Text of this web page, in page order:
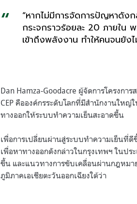
“หากไม่มีการจัดการปัญหาดังก
กระจกราวร้อยละ 20 ภายใน พ
เข้าถึงพลังงาน ทำให้คนจนยัง
Dan Hamza-Goodacre ผู้จัดการโครงกา
CEP คือองค์กรระดับโลกที่มีสำนักงานใหญ่
ทางออกให้ระบบทำความเย็นสะอาดขึ้น
เพื่อการเปลี่ยนผ่านสู่ระบบทำความเย็นที่ดี
เพื่อหาทางออกดังกล่าวในกรุงเทพฯ ในป
ขึ้น และแนวทางการขับเคลื่อนผ่านกฎหม
ภูมิภาคเอเชียตะวันออกเฉียงใต้ว่า